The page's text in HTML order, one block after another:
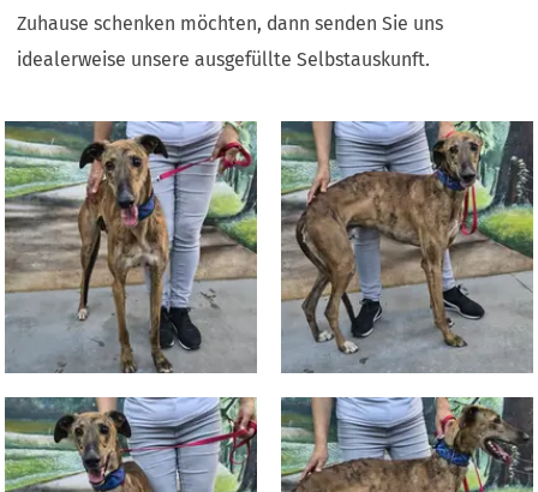
Zuhause schenken möchten, dann senden Sie uns
idealerweise unsere ausgefüllte Selbstauskunft.